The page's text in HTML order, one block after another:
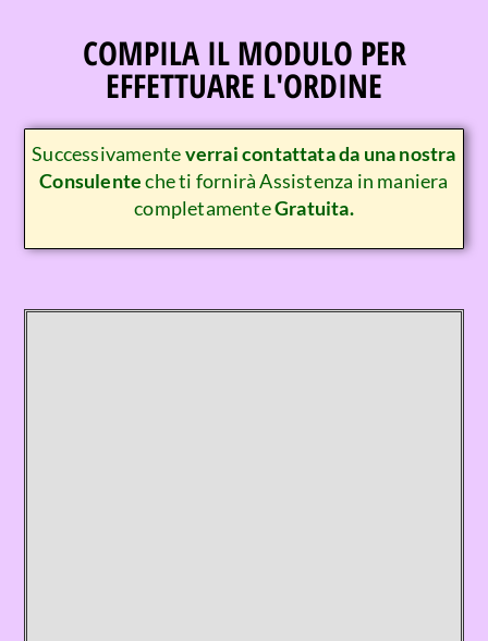
COMPILA IL MODULO PER
EFFETTUARE L'ORDINE
Successivamenteverrai contattata da una nostra
Consulenteche ti fornirà Assistenza in maniera
completamenteGratuita.